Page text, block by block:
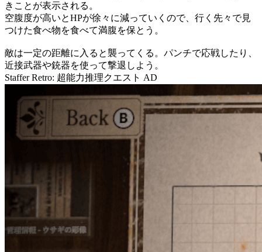
きこと が表示される。
空腹度が高いとHPが徐々に減っていくので、行く先々で見
つけた食べ物を食べて満腹を保とう。
敵は一定の距離に入ると襲ってくる。 パンチで応戦したり、
近接武器や銃器を使って撃退しよう。
Staffer Retro: 超能力推理クエスト AD